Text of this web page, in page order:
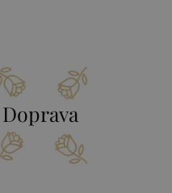
Doprava